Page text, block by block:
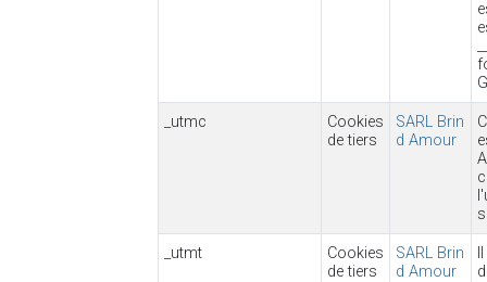
_utmc
Cookies
de tiers
SARL Brin
d Amour
_utmt
Cookies
de tiers
SARL Brin
d Amour